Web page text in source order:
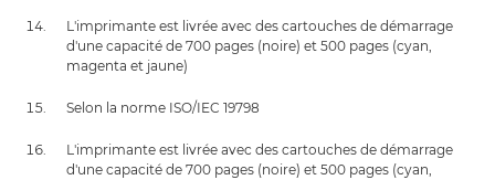
L'imprimante est livrée avec des cartouches de démarrage
d'une capacité de 700 pages (noire) et 500 pages (cyan,
magenta et jaune)
Selon la norme ISO/IEC 19798
L'imprimante est livrée avec des cartouches de démarrage
d'une capacité de 700 pages (noire) et 500 pages (cyan,